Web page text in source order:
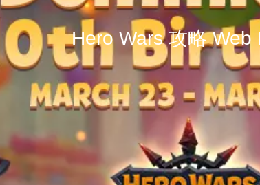
Hero Wars 攻略 Web